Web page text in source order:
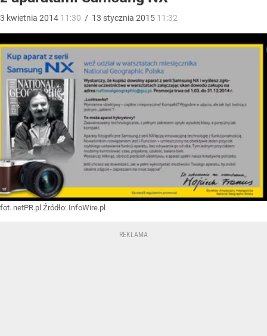
3 kwietnia 2014 11:30 / 13 stycznia 2015 11:32
fot. netPR.pl Źródło: InfoWire.pl